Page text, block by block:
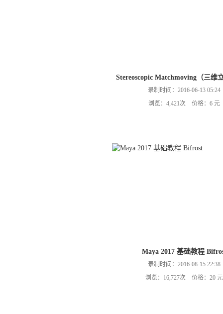
Stereoscopic Matchmoving（三维
录制时间：2016-06-13 05:24
浏览：4,421次 价格：6 元
Maya 2017 基础教程
录制时间：2016-08-15 22:38
浏览：16,727次 价格：20 元